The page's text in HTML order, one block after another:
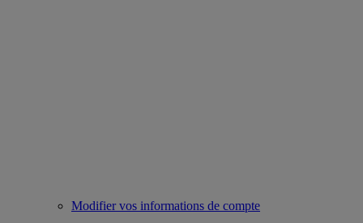
Modifier vos informations de compte